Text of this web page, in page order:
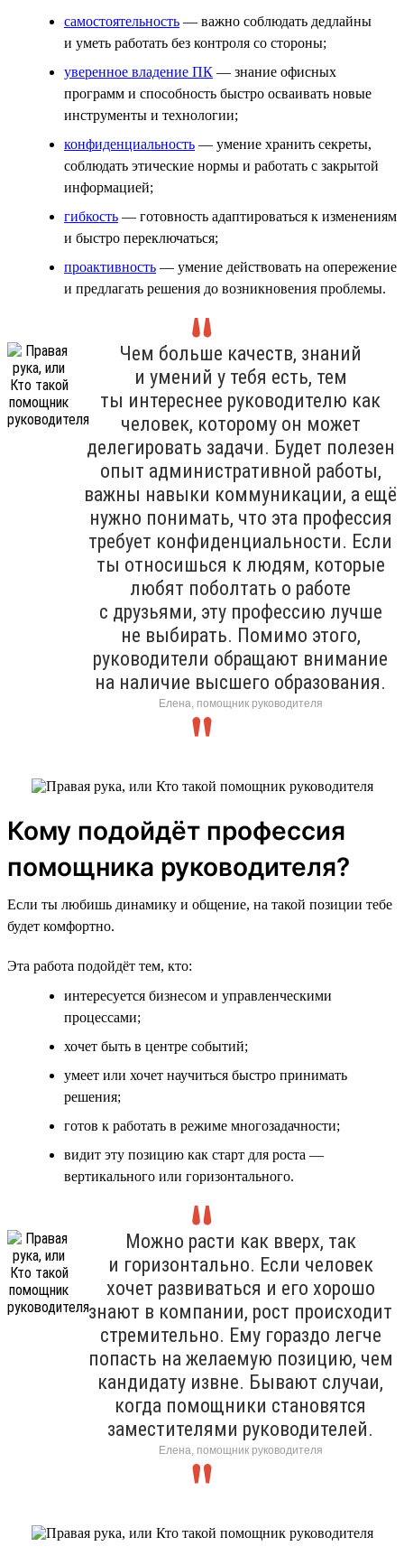
самостоятельность — важно соблюдать дедлайны
и уметь работать без контроля со стороны;
уверенное владение ПК — знание офисных
программ и способность быстро осваивать новые
инструменты и технологии;
конфиденциальность — умение хранить секреты,
соблюдать этические нормы и работать с закрытой
информацией;
гибкость — готовность адаптироваться к изменениям
и быстро переключаться;
проактивность — умение действовать на опережение
и предлагать решения до возникновения проблемы.
Чем больше качеств, знаний
и умений у тебя есть, тем
ты интереснее руководителю как
человек, которому он может
делегировать задачи. Будет полезен
опыт административной работы,
важны навыки коммуникации, а ещё
нужно понимать, что эта профессия
требует конфиденциальности. Если
ты относишься к людям, которые
любят поболтать о работе
с друзьями, эту профессию лучше
не выбирать. Помимо этого,
руководители обращают внимание
на наличие высшего образования.
Елена, помощник руководителя
Кому подойдёт профессия
помощника руководителя?
Если ты любишь динамику и общение, на такой позиции тебе
будет комфортно.
Эта работа подойдёт тем, кто:
интересуется бизнесом и управленческими
процессами;
хочет быть в центре событий;
умеет или хочет научиться быстро принимать
решения;
готов к работать в режиме многозадачности;
видит эту позицию как старт для роста —
вертикального или горизонтального.
Можно расти как вверх, так
и горизонтально. Если человек
хочет развиваться и его хорошо
знают в компании, рост происходит
стремительно. Ему гораздо легче
попасть на желаемую позицию, чем
кандидату извне. Бывают случаи,
когда помощники становятся
заместителями руководителей.
Елена, помощник руководителя